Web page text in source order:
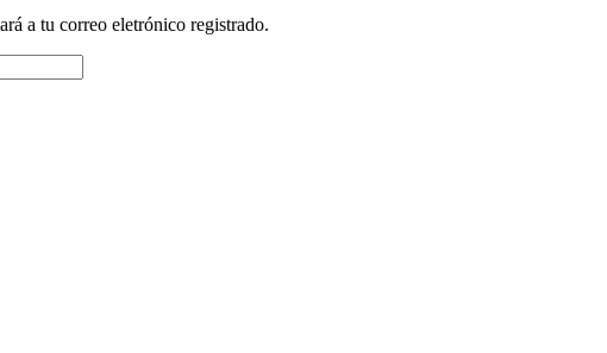
a tu correo eletrónico registrado.